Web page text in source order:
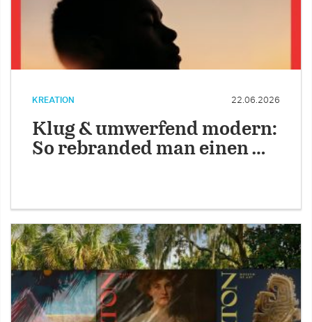
KREATION 22.06.2026
Klug & umwerfend modern:
So rebranded man einen …